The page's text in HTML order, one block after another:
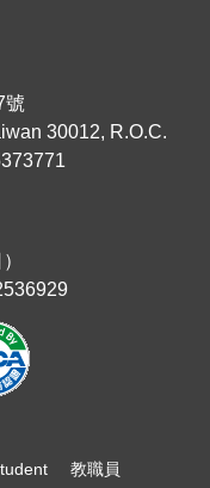
號
30012, R.O.C.
教職員